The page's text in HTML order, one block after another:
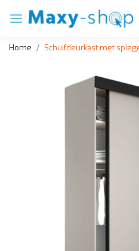
Home Schuifdeurkast met